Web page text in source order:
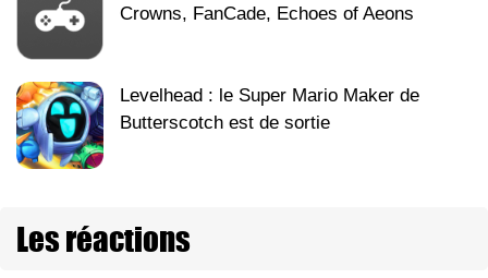
Crowns, FanCade, Echoes of Aeons
Levelhead : le Super Mario Maker de
Butterscotch est de sortie
Les réactions